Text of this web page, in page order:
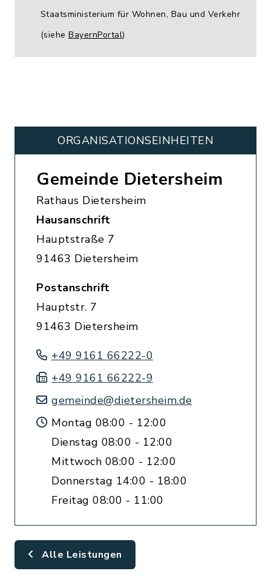
Staatsministerium für Wohnen, Bau und Verkehr
(siehe BayernPortal)
ORGANISATIONS­EINHEITEN
Gemeinde Dietersheim
Rathaus Dietersheim
Hausanschrift
Hauptstraße 7
91463 Dietersheim
Postanschrift
Hauptstr. 7
91463 Dietersheim
+49 9161 66222-0
+49 9161 66222-9
gemeinde@dietersheim.de
Montag 08:00 - 12:00
Dienstag 08:00 - 12:00
Mittwoch 08:00 - 12:00
Donnerstag 14:00 - 18:00
Freitag 08:00 - 11:00
Alle Leistungen